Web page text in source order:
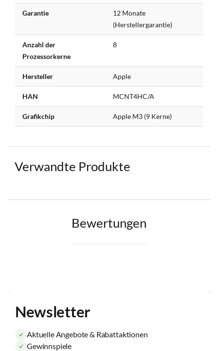
Garantie
12 Monate
(Herstellergarantie)
Anzahl der
Prozessorkerne
8
Hersteller Apple
HAN MCNT4HC/A
Grafikchip Apple M3 (9 Kerne)
Verwandte Produkte
Bewertungen
Newsletter
Aktuelle Angebote & Rabattaktionen
Gewinnspiele